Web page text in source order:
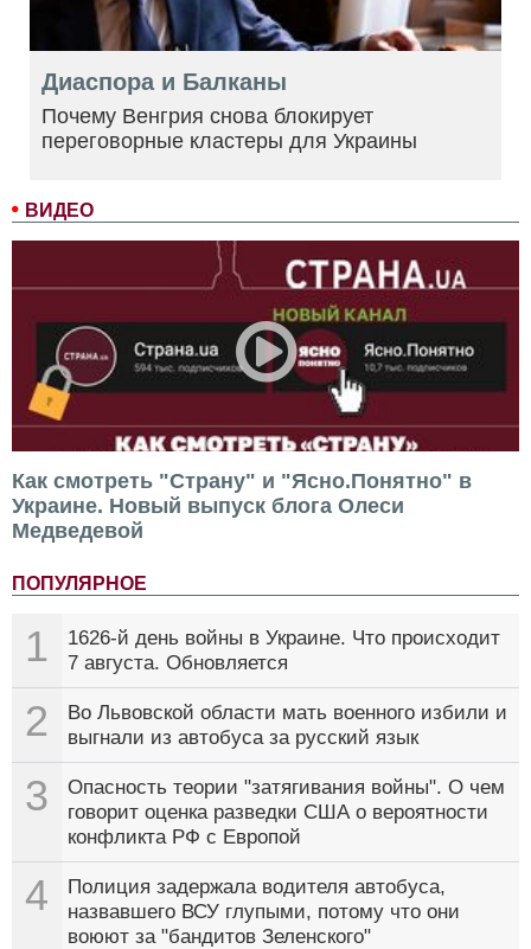
ВИДЕО
Как смотреть "Страну" и "Ясно.Понятно" в
Украине. Новый выпуск блога Олеси
Медведевой
ПОПУЛЯРНОЕ
1
1626-й день войны в Украине. Что происходит
7 августа. Обновляется
2
Во Львовской области мать военного избили и
выгнали из автобуса за русский язык
3
Опасность теории "затягивания войны". О чем
говорит оценка разведки США о вероятности
конфликта РФ с Европой
4
Полиция задержала водителя автобуса,
назвавшего ВСУ глупыми, потому что они
воюют за "бандитов Зеленского"
Диаспора и Балканы
Почему Венгрия снова блокирует
переговорные кластеры для Украины